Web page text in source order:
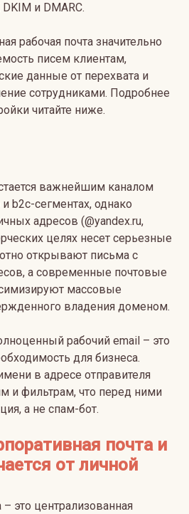
DKIM и DMARC.
рабочая почта значительно
писем клиентам,
данные от перехвата и
сотрудниками. Подробнее
читайте ниже.
важнейшим каналом
b2c-сегментах, однако
адресов (@yandex.ru,
целях несет серьезные
открывают письма с
а современные почтовые
массовые
владения доменом.
рабочий email – это
для бизнеса.
в адресе отправителя
и фильтрам, что перед ними
а не спам-бот.
почта и
от личной
– это централизованная